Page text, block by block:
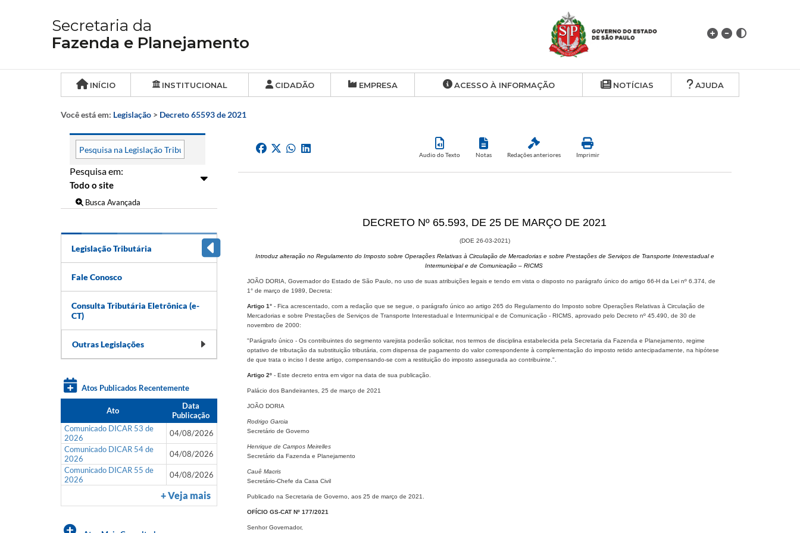
Secretaria da
Fazenda e Planejamento
INÍCIO INSTITUCIONAL CIDADÃO EMPRESA ACESSO À INFORMAÇÃO NOTÍCIAS AJUDA
Você está em: Legislação > Decreto 65593 de 2021
Pesquisa em:
Busca Avançada
Legislação Tributária
Fale Conosco
Consulta Tributária Eletrônica (e-
CT)
Outras Legislações
Atos Publicados Recentemente
Ato
Data
Publicação
Comunicado DICAR 53 de
2026
04/08/2026
Comunicado DICAR 54 de
2026
04/08/2026
Comunicado DICAR 55 de
2026
04/08/2026
+ Veja mais
Audio do Texto Notas Redações anteriores Imprimir
​DECRETO Nº 65.593, DE 25 DE MARÇO DE 2021
(DOE 26-03-2021)
Introduz alteração no Regulamento do Imposto sobre Operações Relativas à Circulação de Mercadorias e sobre Prestações de Serviços de Transporte Interestadual e
Intermunicipal e de Comunicação – RICMS
JOÃO DORIA, Governador do Estado de São Paulo, no uso de suas atribuições legais e tendo em vista o disposto no parágrafo único do artigo 66-H da Lei nº 6.374, de
1° de março de 1989, Decreta:
Artigo 1°- Fica acrescentado, com a redação que se segue, o parágrafo único ao artigo 265 do Regulamento do Imposto sobre Operações Relativas à Circulação de
Mercadorias e sobre Prestações de Serviços de Transporte Interestadual e Intermunicipal e de Comunicação - RICMS, aprovado pelo Decreto nº 45.490, de 30 de
novembro de 2000:
"Parágrafo único - Os contribuintes do segmento varejista poderão solicitar, nos termos de disciplina estabelecida pela Secretaria da Fazenda e Planejamento, regime
optativo de tributação da substituição tributária, com dispensa de pagamento do valor correspondente à complementação do imposto retido antecipadamente, na hipótese
de que trata o inciso I deste artigo, compensando-se com a restituição do imposto assegurada ao contribuinte.".
Artigo 2º- Este decreto entra em vigor na data de sua publicação.
Palácio dos Bandeirantes, 25 de março de 2021
JOÃO DORIA
Rodrigo Garcia
Secretário de Governo
Henrique de Campos Meirelles
Secretário da Fazenda e Planejamento
Cauê Macris
Secretário-Chefe da Casa Civil
Publicado na Secretaria de Governo, aos 25 de março de 2021.
OFÍCIO GS-CAT Nº 177/2021
Senhor Governador,